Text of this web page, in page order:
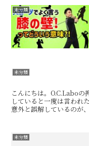
未分類
未分類
こんにちは。O.C.Laboの
していると一度は言われ
意外と誤解しているのが
未分類